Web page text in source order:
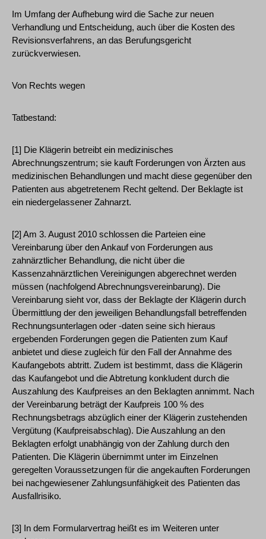
Im Umfang der Aufhebung wird die Sache zur neuen
Verhandlung und Entscheidung, auch über die Kosten des
Revisionsverfahrens, an das Berufungsgericht
zurückverwiesen.
Von Rechts wegen
Tatbestand:
[1] Die Klägerin betreibt ein medizinisches
Abrechnungszentrum; sie kauft Forderungen von Ärzten aus
medizinischen Behandlungen und macht diese gegenüber den
Patienten aus abgetretenem Recht geltend. Der Beklagte ist
ein niedergelassener Zahnarzt.
[2] Am 3. August 2010 schlossen die Parteien eine
Vereinbarung über den Ankauf von Forderungen aus
zahnärztlicher Behandlung, die nicht über die
Kassenzahnärztlichen Vereinigungen abgerechnet werden
müssen (nachfolgend Abrechnungsvereinbarung). Die
Vereinbarung sieht vor, dass der Beklagte der Klägerin durch
Übermittlung der den jeweiligen Behandlungsfall betreffenden
Rechnungsunterlagen oder -daten seine sich hieraus
ergebenden Forderungen gegen die Patienten zum Kauf
anbietet und diese zugleich für den Fall der Annahme des
Kaufangebots abtritt. Zudem ist bestimmt, dass die Klägerin
das Kaufangebot und die Abtretung konkludent durch die
Auszahlung des Kaufpreises an den Beklagten annimmt. Nach
der Vereinbarung beträgt der Kaufpreis 100 % des
Rechnungsbetrags abzüglich einer der Klägerin zustehenden
Vergütung (Kaufpreisabschlag). Die Auszahlung an den
Beklagten erfolgt unabhängig von der Zahlung durch den
Patienten. Die Klägerin übernimmt unter im Einzelnen
geregelten Voraussetzungen für die angekauften Forderungen
bei nachgewiesener Zahlungsunfähigkeit des Patienten das
Ausfallrisiko.
[3] In dem Formularvertrag heißt es im Weiteren unter